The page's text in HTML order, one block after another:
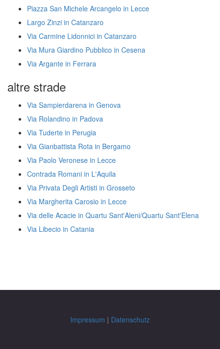
Piazza San Michele Arcangelo in Lecce
Largo Zinzi in Catanzaro
Via Carmine Lidonnici in Catanzaro
Via Mura Giardino Pubblico in Cesena
Via Argante in Ferrara
altre strade
Via Sampierdarena in Genova
Via Rolandino in Padova
Via Tuderte in Perugia
Via Gianbattista Rota in Bergamo
Via Paolo Veronese in Lecce
Contrada Romani in L'Aquila
Via Privata Degli Artisti in Grosseto
Via Margherita Carosio in Lecce
Via delle Acacie in Quartu Sant'Aleni/Quartu Sant'Elena
Via Libecio in Catania
Impressum | Datenschutz